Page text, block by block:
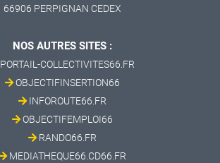
66906 PERPIGNAN CEDEX
NOS AUTRES SITES :
PORTAIL-COLLECTIVITES66.FR
OBJECTIFINSERTION66
INFOROUTE66.FR
OBJECTIFEMPLOI66
RANDO66.FR
MEDIATHEQUE66.CD66.FR